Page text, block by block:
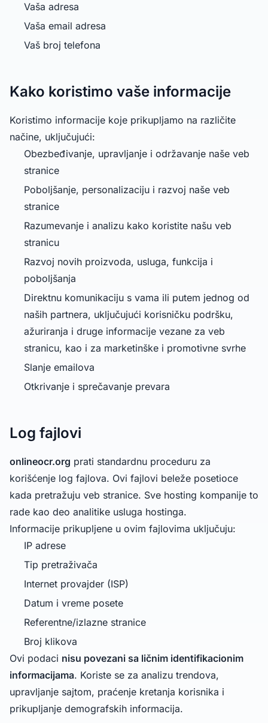
Vaša adresa
Vaša email adresa
Vaš broj telefona
Kako koristimo vaše informacije
Koristimo informacije koje prikupljamo na različite
načine, uključujući:
Obezbeđivanje, upravljanje i održavanje naše veb
stranice
Poboljšanje, personalizaciju i razvoj naše veb
stranice
Razumevanje i analizu kako koristite našu veb
stranicu
Razvoj novih proizvoda, usluga, funkcija i
poboljšanja
Direktnu komunikaciju s vama ili putem jednog od
naših partnera, uključujući korisničku podršku,
ažuriranja i druge informacije vezane za veb
stranicu, kao i za marketinške i promotivne svrhe
Slanje emailova
Otkrivanje i sprečavanje prevara
Log fajlovi
onlineocr.org prati standardnu proceduru za
korišćenje log fajlova. Ovi fajlovi beleže posetioce
kada pretražuju veb stranice. Sve hosting kompanije to
rade kao deo analitike usluga hostinga.
Informacije prikupljene u ovim fajlovima uključuju:
IP adrese
Tip pretraživača
Internet provajder (ISP)
Datum i vreme posete
Referentne/izlazne stranice
Broj klikova
Ovi podaci nisu povezani sa ličnim identifikacionim
informacijama. Koriste se za analizu trendova,
upravljanje sajtom, praćenje kretanja korisnika i
prikupljanje demografskih informacija.